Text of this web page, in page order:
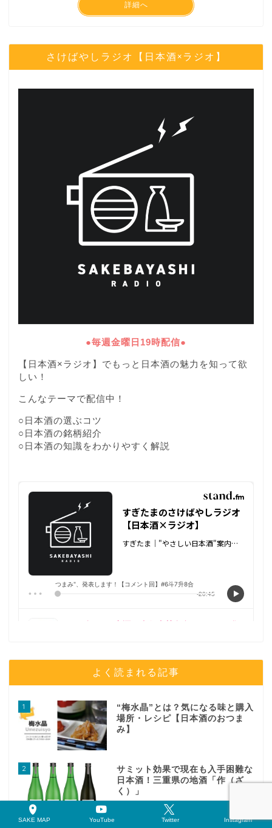
詳細へ
さけばやしラジオ【日本酒×ラジオ】
●毎週金曜日19時配信●
【日本酒×ラジオ】でもっと日本酒の魅力を知って欲
しい！
こんなテーマで配信中！
○日本酒の選ぶコツ
○日本酒の銘柄紹介
○日本酒の知識をわかりやすく解説
よく読まれる記事
1
“梅水晶”とは？気になる味と購入
場所・レシピ【日本酒のおつま
み】
2
サミット効果で現在も入手困難な
日本酒！三重県の地酒「作（ざ
く）」
SAKE MAP YouTube Twitter Instagram